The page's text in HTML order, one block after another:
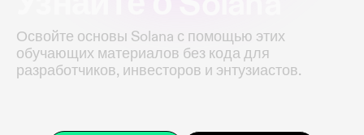
Освойте основы Solana с помощью этих
обучающих материалов без кода для
разработчиков, инвесторов и энтузиастов.